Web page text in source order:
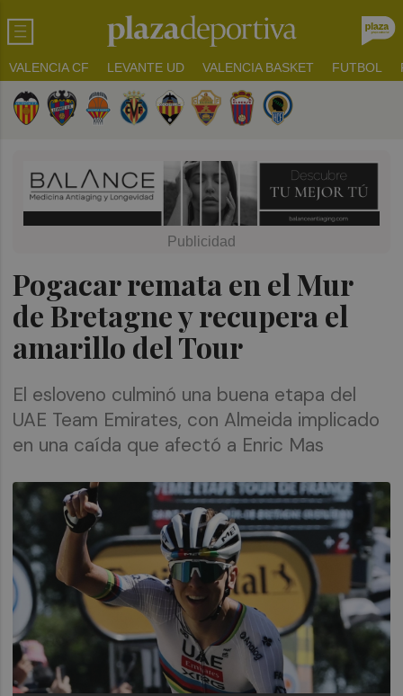
VALENCIA CF LEVANTE UD VALENCIA BASKET FUTBOL
Pogacar remata en el Mur
de Bretagne y recupera el
amarillo del Tour
El esloveno culminó una buena etapa del
UAE Team Emirates, con Almeida implicado
en una caída que afectó a Enric Mas